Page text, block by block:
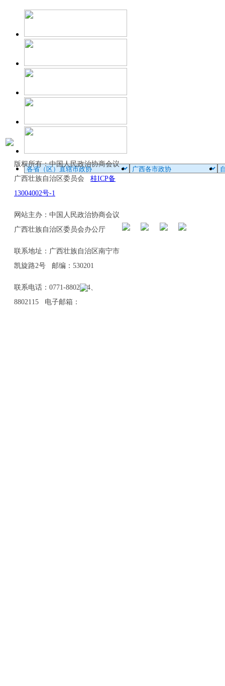
版权所有：中国人民政治协商会议
广西壮族自治区委员会 桂ICP备
13004002号-1
网站主办：中国人民政治协商会议
广西壮族自治区委员会办公厅
联系地址：广西壮族自治区南宁市
凯旋路2号 邮编：530201
联系电话：0771-8802114、
8802115 电子邮箱：